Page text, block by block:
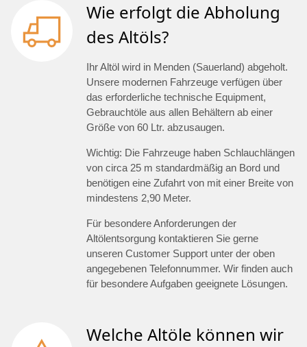
Wie erfolgt die Abholung
des Altöls?
Ihr Altöl wird in Menden (Sauerland) abgeholt.
Unsere modernen Fahrzeuge verfügen über
das erforderliche technische Equipment,
Gebrauchtöle aus allen Behältern ab einer
Größe von 60 Ltr. abzusaugen.
Wichtig: Die Fahrzeuge haben Schlauchlängen
von circa 25 m standardmäßig an Bord und
benötigen eine Zufahrt von mit einer Breite von
mindestens 2,90 Meter.
Für besondere Anforderungen der
Altölentsorgung kontaktieren Sie gerne
unseren Customer Support unter der oben
angegebenen Telefonnummer. Wir finden auch
für besondere Aufgaben geeignete Lösungen.
Welche Altöle können wir